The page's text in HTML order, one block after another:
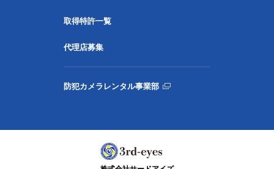
取得特許一覧
代理店募集
防犯カメラレンタル事業部